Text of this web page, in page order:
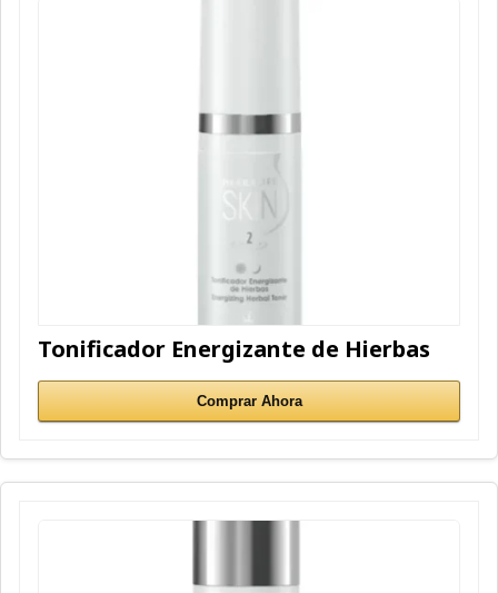
Tonificador Energizante de Hierbas
Comprar Ahora